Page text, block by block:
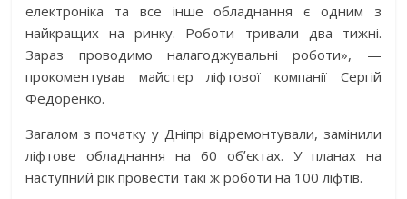
електроніка та все інше обладнання є одним з
найкращих на ринку. Роботи тривали два тижні.
Зараз проводимо налагоджувальні роботи», —
прокоментував майстер ліфтової компанії Сергій
Федоренко.
Загалом з початку у Дніпрі відремонтували, замінили
ліфтове обладнання на 60 обʼєктах. У планах на
наступний рік провести такі ж роботи на 100 ліфтів.